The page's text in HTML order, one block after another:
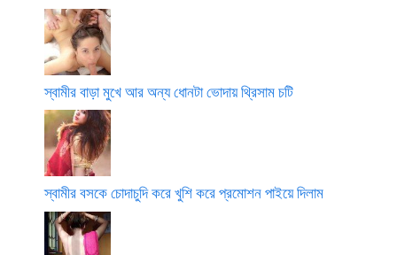
স্বামীর বাড়া মুখে আর অন্য ধোনটা ভোদায় থ্রিসাম চটি
স্বামীর বসকে চোদাচুদি করে খুশি করে প্রমোশন পাইয়ে দিলাম